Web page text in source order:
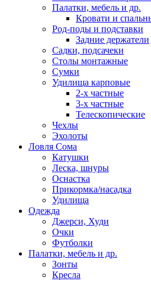
Палатки, мебель и др.
Кровати и
Род-поды и подставки
Задние держатели
Садки, подсачеки
Столы монтажные
Сумки
Удилища карповые
2-х частные
3-х частные
Телескопические
Чехлы
Эхолоты
Ловля Сома
Катушки
Леска, шнуры
Оснастка
Прикормка/насадка
Удилища
Одежда
Джерси, Худи
Очки
Футболки
Палатки, мебель и др.
Зонты
Кресла